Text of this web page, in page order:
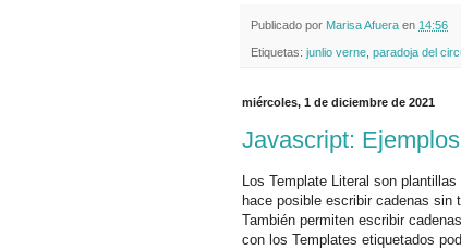
Publicado por Marisa Afuera en 14:56
Etiquetas: junlio verne paradoja del
miércoles, 1 de diciembre de 2021
Javascript:
Los Template Literal son
hace posible escribir cadenas sin
También permiten escribir
con los Templates etiquetados